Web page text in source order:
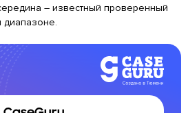
– известный проверенный